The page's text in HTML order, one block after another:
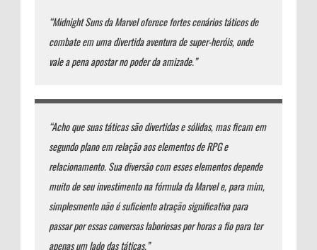
“Midnight Suns da Marvel oferece fortes cenários táticos de
combate em uma divertida aventura de super-heróis, onde
vale a pena apostar no poder da amizade.”
“Acho que suas táticas são divertidas e sólidas, mas ficam em
segundo plano em relação aos elementos de RPG e
relacionamento. Sua diversão com esses elementos depende
muito de seu investimento na fórmula da Marvel e, para mim,
simplesmente não é suficiente atração significativa para
passar por essas conversas laboriosas por horas a fio para ter
apenas um lado das táticas.”